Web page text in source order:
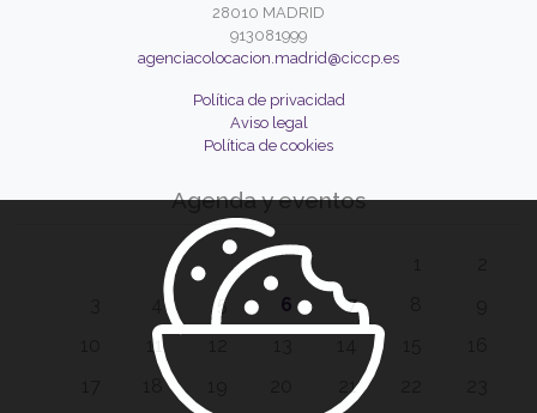
28010 MADRID
913081999
agenciacolocacion.madrid@ciccp.es
Política de privacidad
Aviso legal
Política de cookies
Agenda y eventos
5 6 7
11
21